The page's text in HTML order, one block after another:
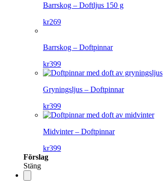
Barrskog – Doftljus 150 g
kr269
Barrskog – Doftpinnar
kr399
Gryningsljus – Doftpinnar
kr399
Midvinter – Doftpinnar
kr399
Förslag
Stäng